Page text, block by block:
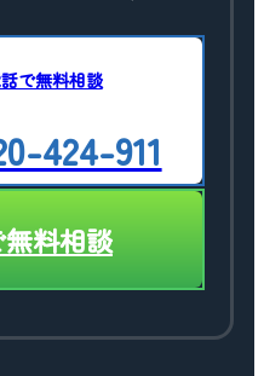
で無料相談
424-911
料相談